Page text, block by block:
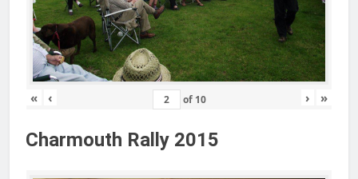
« ‹ of 10 › »
Charmouth Rally 2015